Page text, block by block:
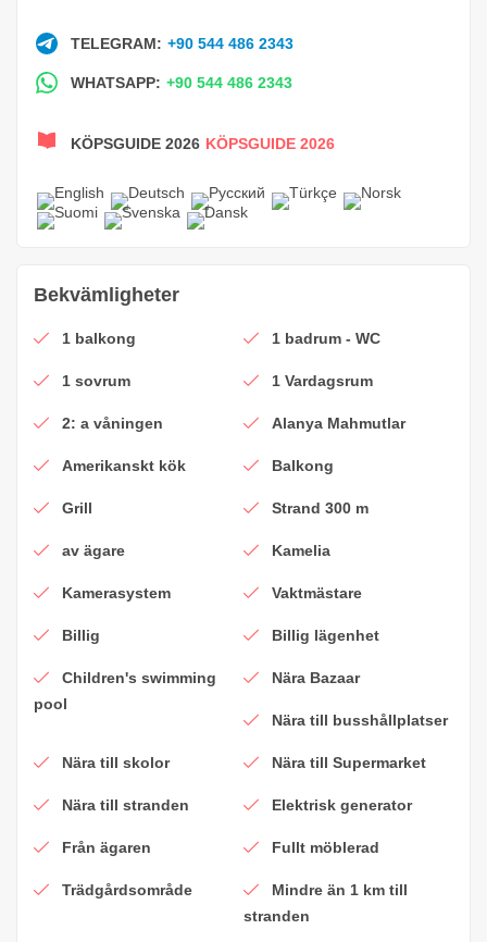
TELEGRAM: +90 544 486 2343
WHATSAPP: +90 544 486 2343
KÖPSGUIDE 2026 KÖPSGUIDE 2026
Bekvämligheter
1 balkong 1 badrum - WC
1 sovrum 1 Vardagsrum
2: a våningen Alanya Mahmutlar
Amerikanskt kök Balkong
Grill Strand 300 m
av ägare Kamelia
Kamerasystem Vaktmästare
Billig Billig lägenhet
Children's swimming
pool
Nära Bazaar
Nära till busshållplatser
Nära till skolor Nära till Supermarket
Nära till stranden Elektrisk generator
Från ägaren Fullt möblerad
Trädgårdsområde
Mindre än 1 km till
stranden